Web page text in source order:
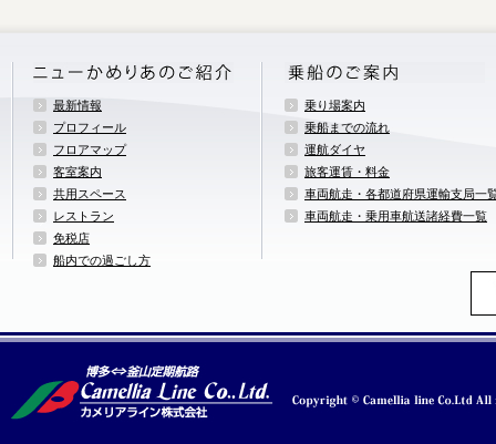
最新情報
プロフィール
フロアマップ
客室案内
共用スペース
レストラン
免税店
船内での過ごし方
乗り場案内
乗船までの流れ
運航ダイヤ
旅客運賃・料金
車両航走・各都道府県運輸支局一
車両航走・乗用車航送諸経費一覧